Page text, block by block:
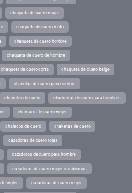
chaqueta de cuero mujer
chaqueta de cuero moto
chaqueta de cuero hombre
chaqueta de cuero de hombre
chaqueta de cuero corta chaqueta de cuero beige
chanclas de cuero para hombre
chanclas de cuero chamarras de cuero para hombres
chamarra de cuero mujer
chalecos de cuero chaketas de cuero
cazadoras de cuero rojas
cazadoras de cuero para hombre
cazadoras de cuero mujer stradivarius
ingles cazadoras de cuero mujer